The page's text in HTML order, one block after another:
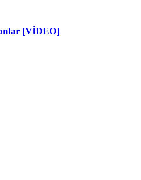
[VİDEO]